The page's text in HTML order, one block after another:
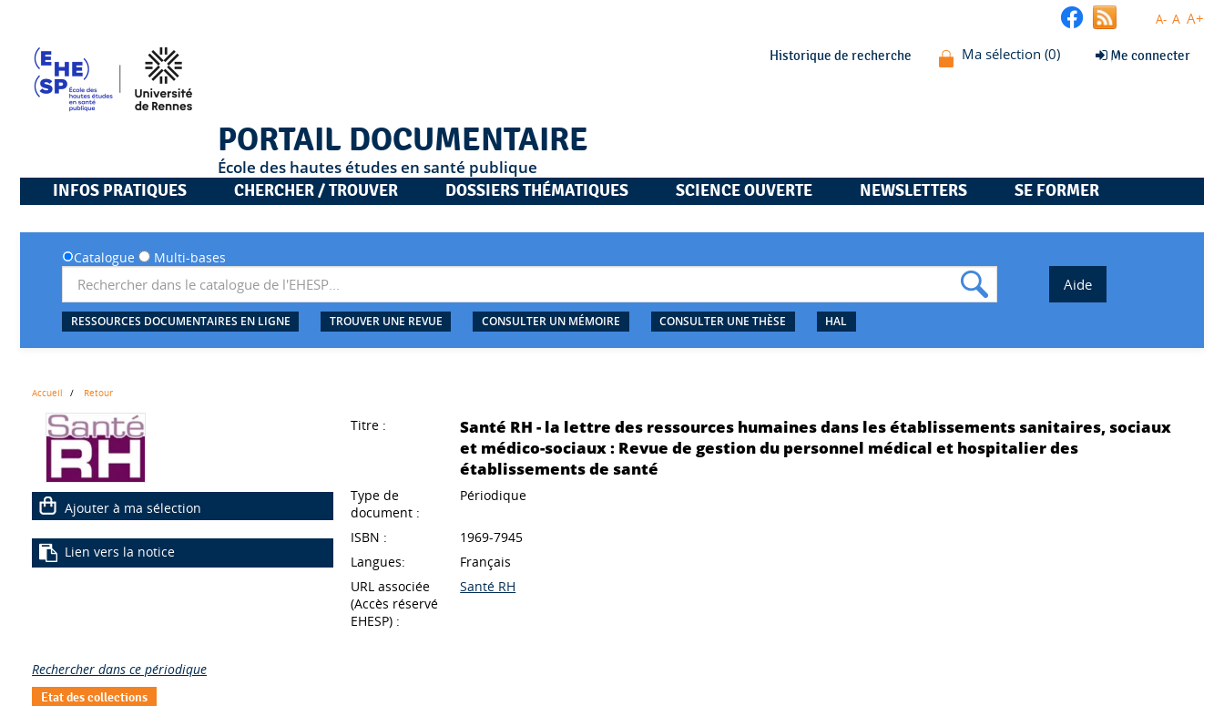
A- A A+
Historique de recherche Me connecter
PORTAIL DOCUMENTAIRE
École des hautes études en santé publique
INFOS PRATIQUES
CHERCHER / TROUVER DOSSIERS THÉMATIQUES SCIENCE OUVERTE NEWSLETTERS SE FORMER
Catalogue Multi-bases
RESSOURCES DOCUMENTAIRES EN LIGNE TROUVER UNE REVUE CONSULTER UN MÉMOIRE CONSULTER UNE THÈSE HAL
Accueil Retour
Ajouter à ma sélection
Lien vers la notice
Titre :
Santé RH - la lettre des ressources humaines dans les établissements sanitaires, sociaux
et médico-sociaux : Revue de gestion du personnel médical et hospitalier des
établissements de santé
Type de
document :
Périodique
ISBN :
1969-7945
Langues:
Français
URL associée
(Accès réservé
EHESP) :
Santé RH
Rechercher dans ce périodique
Etat des collections